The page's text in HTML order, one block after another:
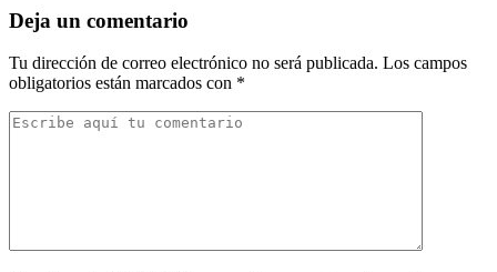
Deja un comentario
Tu dirección de correo electrónico no será publicada. Los campos
obligatorios están marcados con *